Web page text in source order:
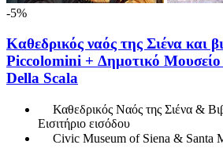
-5%
Καθεδρικός ναός της Σιένα και
Piccolomini + Δημοτικό
Della Scala
Καθεδρικός Ναός της Σιένα &
Εισιτήριο εισόδου
Civic Museum of Siena & Santa